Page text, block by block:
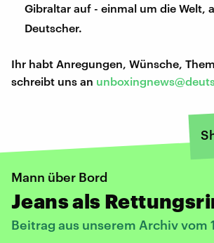
Gibraltar auf - einmal um die Welt,
Deutscher.
Ihr habt Anregungen, Wünsche,
schreibt uns an
Mann über Bord
Jeans als
Beitrag aus unserem Archiv vom